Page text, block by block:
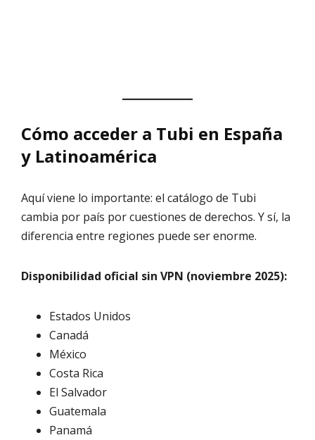
Cómo acceder a Tubi en España
y Latinoamérica
Aquí viene lo importante: el catálogo de Tubi
cambia por país por cuestiones de derechos. Y sí, la
diferencia entre regiones puede ser enorme.
Disponibilidad oficial sin VPN (noviembre 2025):
Estados Unidos
Canadá
México
Costa Rica
El Salvador
Guatemala
Panamá